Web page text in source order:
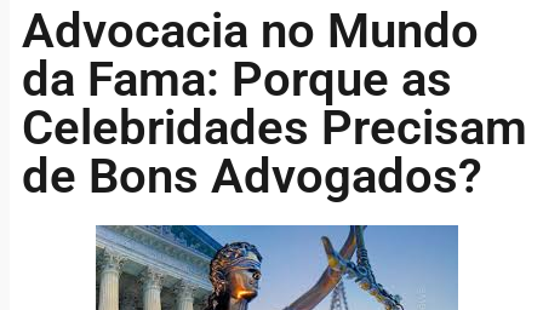
Advocacia no Mundo
da Fama: Porque as
Celebridades Precisam
de Bons Advogados?